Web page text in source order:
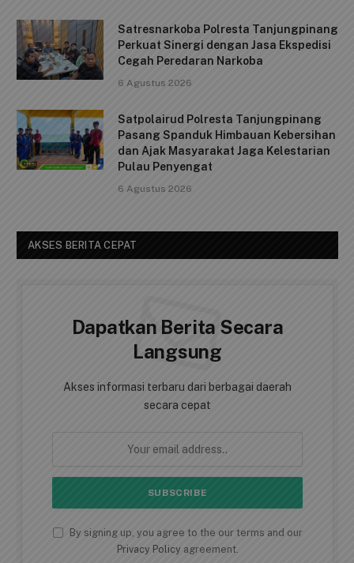
Satresnarkoba Polresta Tanjungpinang
Perkuat Sinergi dengan Jasa Ekspedisi
Cegah Peredaran Narkoba
6 Agustus 2026
Satpolairud Polresta Tanjungpinang
Pasang Spanduk Himbauan Kebersihan
dan Ajak Masyarakat Jaga Kelestarian
Pulau Penyengat
6 Agustus 2026
AKSES BERITA CEPAT
Dapatkan Berita Secara
Langsung
Akses informasi terbaru dari berbagai daerah
secara cepat
By signing up, you agree to the our terms and our
Privacy Policyagreement.